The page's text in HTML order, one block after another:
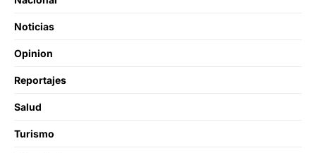
Noticias
Opinion
Reportajes
Salud
Turismo